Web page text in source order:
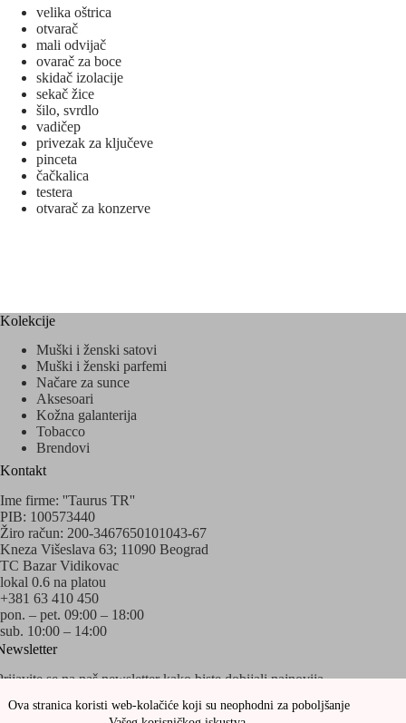
Ova stranica koristi web-kolačiće koji su neophodni za poboljšanje
velika oštrica
otvarač
mali odvijač
ovarač za boce
skidač izolacije
sekač žice
šilo, svrdlo
vadičep
privezak za ključeve
pinceta
čačkalica
testera
otvarač za konzerve
Kolekcije
Muški i ženski satovi
Muški i ženski parfemi
Načare za sunce
Aksesoari
Kožna galanterija
Tobacco
Brendovi
Kontakt
Ime firme: ''Taurus TR''
PIB: 100573440
Žiro račun: 200-3467650101043-67
Kneza Višeslava 63; 11090 Beograd
TC Bazar Vidikovac
lokal 0.6 na platou
+381 63 410 450
pon. – pet. 09:00 – 18:00
sub. 10:00 – 14:00
se na naš newsletter kako biste dobijali najnovija